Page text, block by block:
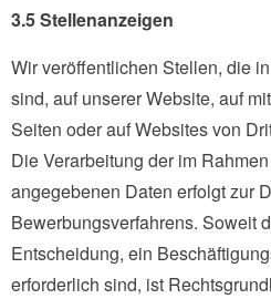
3.5 Stellenanzeigen
Wir veröffentlichen Stellen, die
sind, auf unserer Website, auf
Seiten oder auf Websites von
Die Verarbeitung der im
angegebenen Daten erfolgt zur
Bewerbungsverfahrens. Soweit
Entscheidung, ein
erforderlich sind, ist